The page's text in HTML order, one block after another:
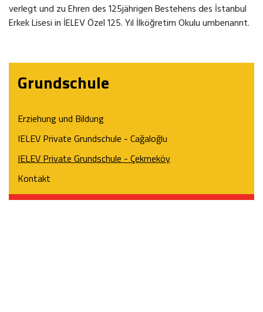
verlegt und zu Ehren des 125jährigen Bestehens des İstanbul
Erkek Lisesi in İELEV Özel 125. Yıl İlköğretim Okulu umbenannt.
Grundschule
Erziehung und Bildung
IELEV Private Grundschule - Cağaloğlu
IELEV Private Grundschule - Çekmeköy
Kontakt